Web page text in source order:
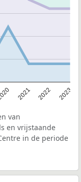
2021 2022 2023
van
en vrijstaande
in de periode